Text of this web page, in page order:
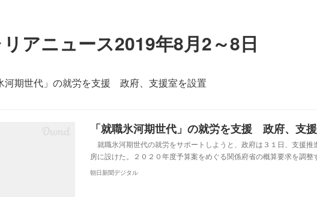
アニュース2019年8月2～8日
河期世代」の就労を支援 政府、支援室を設置
就職氷河期世代の就労をサポートしようと、政府は３１日、支援推
房に設けた。２０２０年度予算案をめぐる関係府省の概算要求を調
朝日新聞デジタル